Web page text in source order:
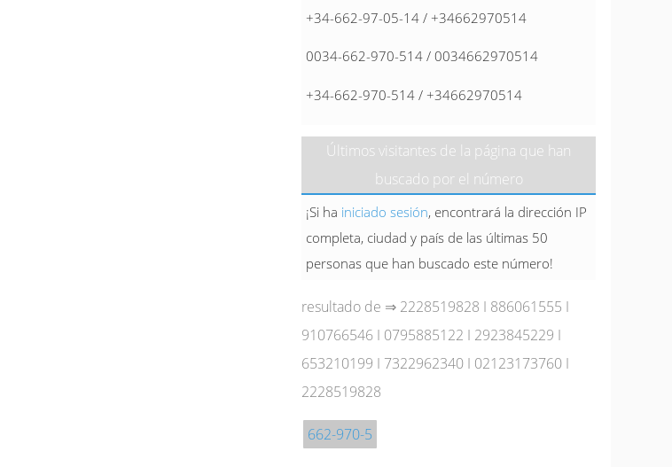
+34-662-97-05-14 / +34662970514
0034-662-970-514 / 0034662970514
+34-662-970-514 / +34662970514
Últimos visitantes de la página que han
buscado por el número
¡Si ha iniciado sesión, encontrará la dirección IP
completa, ciudad y país de las últimas 50
personas que han buscado este número!
resultado de ⇒ 2228519828 I 886061555 I
910766546 I 0795885122 I 2923845229 I
653210199 I 7322962340 I 02123173760 I
2228519828
662-970-5